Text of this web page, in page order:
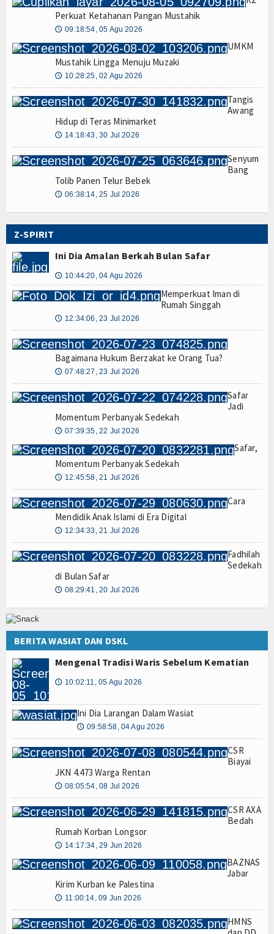
Perkuat Ketahanan Pangan Mustahik
🕔 09:18:54, 05 Agu 2026
UMKM
Mustahik Lingga Menuju Muzaki
🕔 10:28:25, 02 Agu 2026
Tangis
Awang
Hidup di Teras Minimarket
🕔 14:18:43, 30 Jul 2026
Senyum
Bang
Tolib Panen Telur Bebek
🕔 06:38:14, 25 Jul 2026
Z-SPIRIT
Ini Dia Amalan Berkah Bulan Safar
🕔 10:44:20, 04 Agu 2026
Memperkuat Iman di
Rumah Singgah
🕔 12:34:06, 23 Jul 2026
Bagaimana Hukum Berzakat ke Orang Tua?
🕔 07:48:27, 23 Jul 2026
Safar
Jadi
Momentum Perbanyak Sedekah
🕔 07:39:35, 22 Jul 2026
Safar,
Momentum Perbanyak Sedekah
🕔 12:45:58, 21 Jul 2026
Cara
Mendidik Anak Islami di Era Digital
🕔 12:34:33, 21 Jul 2026
Fadhilah
Sedekah
di Bulan Safar
🕔 08:29:41, 20 Jul 2026
BERITA WASIAT DAN DSKL
Mengenal Tradisi Waris Sebelum Kematian
🕔 10:02:11, 05 Agu 2026
Ini Dia Larangan Dalam Wasiat
🕔 09:58:58, 04 Agu 2026
CSR
Biayai
JKN 4.473 Warga Rentan
🕔 08:05:54, 08 Jul 2026
CSR AXA
Bedah
Rumah Korban Longsor
🕔 14:17:34, 29 Jun 2026
BAZNAS
Jabar
Kirim Kurban ke Palestina
🕔 11:00:14, 09 Jun 2026
HMNS